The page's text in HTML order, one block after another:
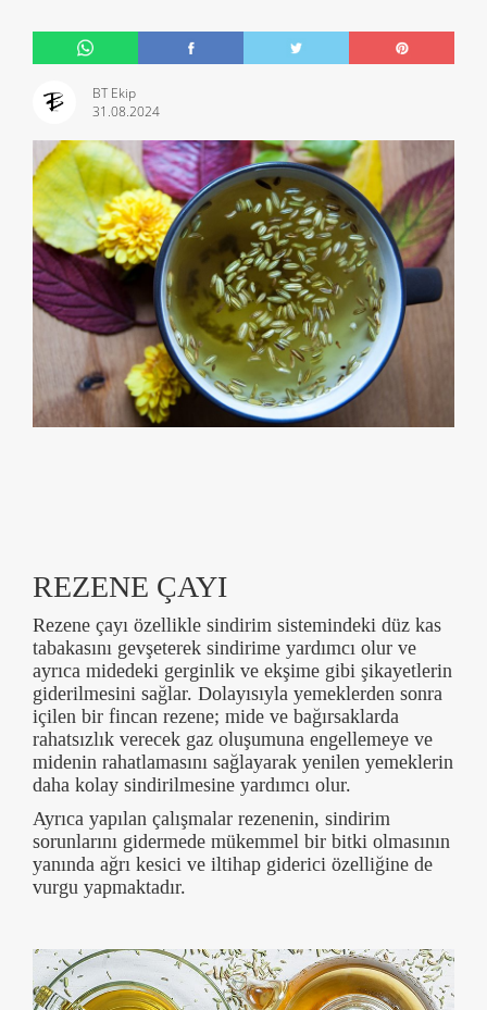
BT Ekip
31.08.2024
REZENE ÇAYI
Rezene çayı özellikle sindirim sistemindeki düz kas
tabakasını gevşeterek sindirime yardımcı olur ve
ayrıca midedeki gerginlik ve ekşime gibi şikayetlerin
giderilmesini sağlar. Dolayısıyla yemeklerden sonra
içilen bir fincan rezene; mide ve bağırsaklarda
rahatsızlık verecek gaz oluşumuna engellemeye ve
midenin rahatlamasını sağlayarak yenilen yemeklerin
daha kolay sindirilmesine yardımcı olur.
Ayrıca yapılan çalışmalar rezenenin, sindirim
sorunlarını gidermede mükemmel bir bitki olmasının
yanında ağrı kesici ve iltihap giderici özelliğine de
vurgu yapmaktadır.